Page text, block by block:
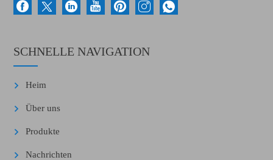
SCHNELLE NAVIGATION
Heim
Über uns
Produkte
Nachrichten